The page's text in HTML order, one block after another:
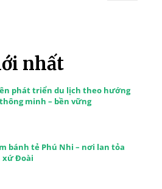
nhất
phát triển du lịch theo hướng
minh – bền vững
bánh tẻ Phú Nhi – nơi lan tỏa
xứ Đoài